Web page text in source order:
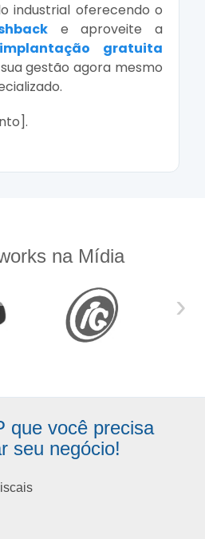
industrial oferecendo o
e aproveite a
implantação gratuita
gestão agora mesmo
na Mídia
›
que você precisa
seu negócio!